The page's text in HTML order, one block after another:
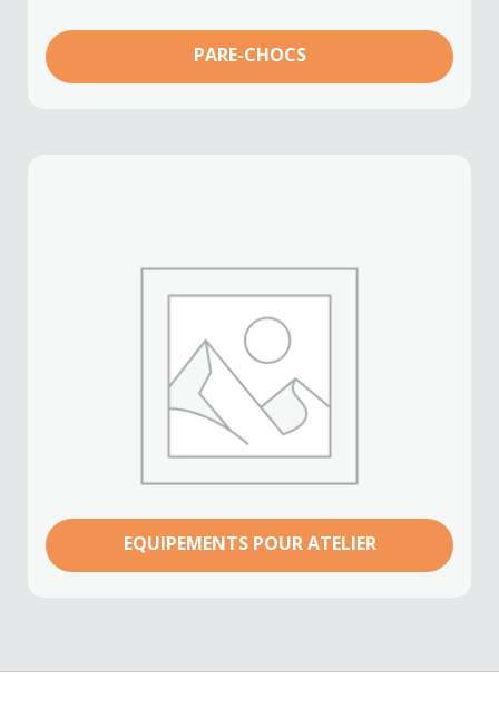
PARE-CHOCS
EQUIPEMENTS POUR ATELIER